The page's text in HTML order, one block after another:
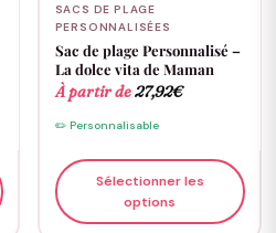
SACS DE PLAGE
PERSONNALISÉES
Sac de plage Personnalisé –
La dolce vita de Maman
À partir de27,92€
✏️ Personnalisable
Sélectionner les
options